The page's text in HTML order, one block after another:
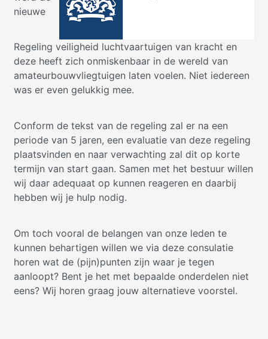
nieuwe
Regeling veiligheid luchtvaartuigen van kracht en
deze heeft zich onmiskenbaar in de wereld van
amateurbouwvliegtuigen laten voelen. Niet iedereen
was er even gelukkig mee.
Conform de tekst van de regeling zal er na een
periode van 5 jaren, een evaluatie van deze regeling
plaatsvinden en naar verwachting zal dit op korte
termijn van start gaan. Samen met het bestuur willen
wij daar adequaat op kunnen reageren en daarbij
hebben wij je hulp nodig.
Om toch vooral de belangen van onze leden te
kunnen behartigen willen we via deze consulatie
horen wat de (pijn)punten zijn waar je tegen
aanloopt? Bent je het met bepaalde onderdelen niet
eens? Wij horen graag jouw alternatieve voorstel.